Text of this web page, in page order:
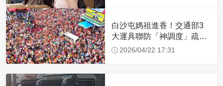
白沙屯媽祖進香！交通部3
大運具聯防「神調度」疏運
32.1萬創新高
2026/04/22 17:31